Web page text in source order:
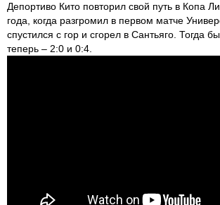
Депортиво Кито повторил свой путь в Копа
года, когда разгромил в первом матче
спустился с гор и сгорел в Сантьяго. Тогда
теперь – 2:0 и 0:4.